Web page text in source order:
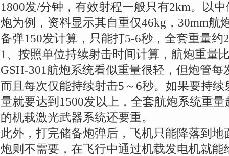
1800发/分钟，有效射程一般只有2km。以
炮为例，资料显示其自重仅46kg，30mm航
备弹150发计算，只能打5-6秒，全套重量约
1、按照单位持续射击时间计算，航炮重量
GSH-301航炮系统看似重量很轻，但炮管每
而且每次仅能持续射击5～6秒。如果要持
量就要达到1500发以上，全套航炮系统重
的机载激光武器系统还要重。
此外，打完储备炮弹后，飞机只能降落到
炮则不需要，在飞行中通过机载发电机就能